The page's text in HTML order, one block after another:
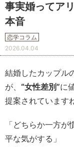
事実婚ってア
本音
恋学コラム
2026.04.04
結婚したカップル
が、 “女性差別”に
提案されています
「どちらか一方
平な気がする」